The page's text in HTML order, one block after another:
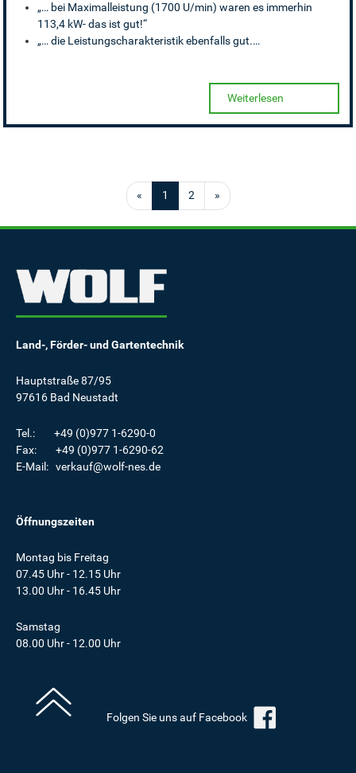
„… bei Maximalleistung (1700 U/min) waren es immerhin
113,4 kW- das ist gut!“
„… die Leistungscharakteristik ebenfalls gut.…
Weiterlesen
« 1 2 »
Land-, Förder- und Gartentechnik
Hauptstraße 87/95
97616 Bad Neustadt
Tel.: +49 (0)977 1-6290-0
Fax: +49 (0)977 1-6290-62
E-Mail: verkauf@wolf-nes.de
Öffnungszeiten
Montag bis Freitag
07.45 Uhr - 12.15 Uhr
13.00 Uhr - 16.45 Uhr
Samstag
08.00 Uhr - 12.00 Uhr
Folgen Sie uns auf Facebook